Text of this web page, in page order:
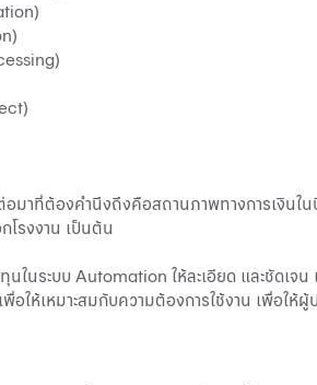
อมาที่ต้องคำนึงถึงคือสถานภาพทางการเงิน
โรงงาน เป็นต้น
นในระบบ Automation ให้ละเอียด และชัดเ
อให้เหมาะสมกับความต้องการใช้งาน เพื่อใ